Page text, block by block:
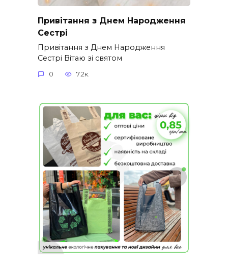
Привітання з Днем Народження
Сестрі
Привітання з Днем Народження
Сестрі Вітаю зі святом
0 7.2к.